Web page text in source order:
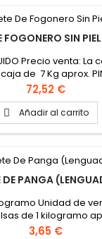
FOGONERO SIN
Precio venta: La
de 7 Kg aprox.
VER FICHA TÉCNICA
Precio
72,52 €
 Añadir al carrito
DE PANGA
Unidad de
de 1 kilogramo
Precio
3,65 €